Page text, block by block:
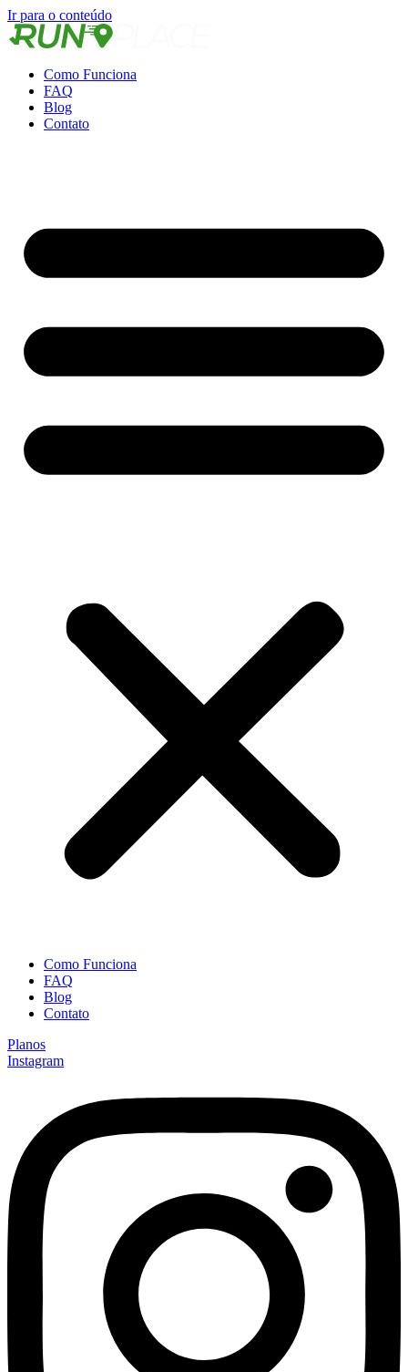
Ir para o conteúdo
Como Funciona
FAQ
Blog
Contato
Como Funciona
FAQ
Blog
Contato
Planos
Instagram